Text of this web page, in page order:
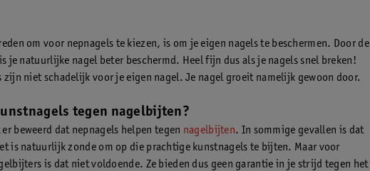
om voor nepnagels te kiezen, is om je eigen nagels te beschermen. Door de
je natuurlijke nagel beter beschermd. Heel fijn dus als je nagels snel breken!
zijn niet schadelijk voor je eigen nagel. Je nagel groeit namelijk gewoon door.
tegen nagelbijten?
beweerd dat nepnagels helpen tegen nagelbijten. In sommige gevallen is dat
is natuurlijk zonde om op die prachtige kunstnagels te bijten. Maar voor
is dat niet voldoende. Ze bieden dus geen garantie in je strijd tegen het